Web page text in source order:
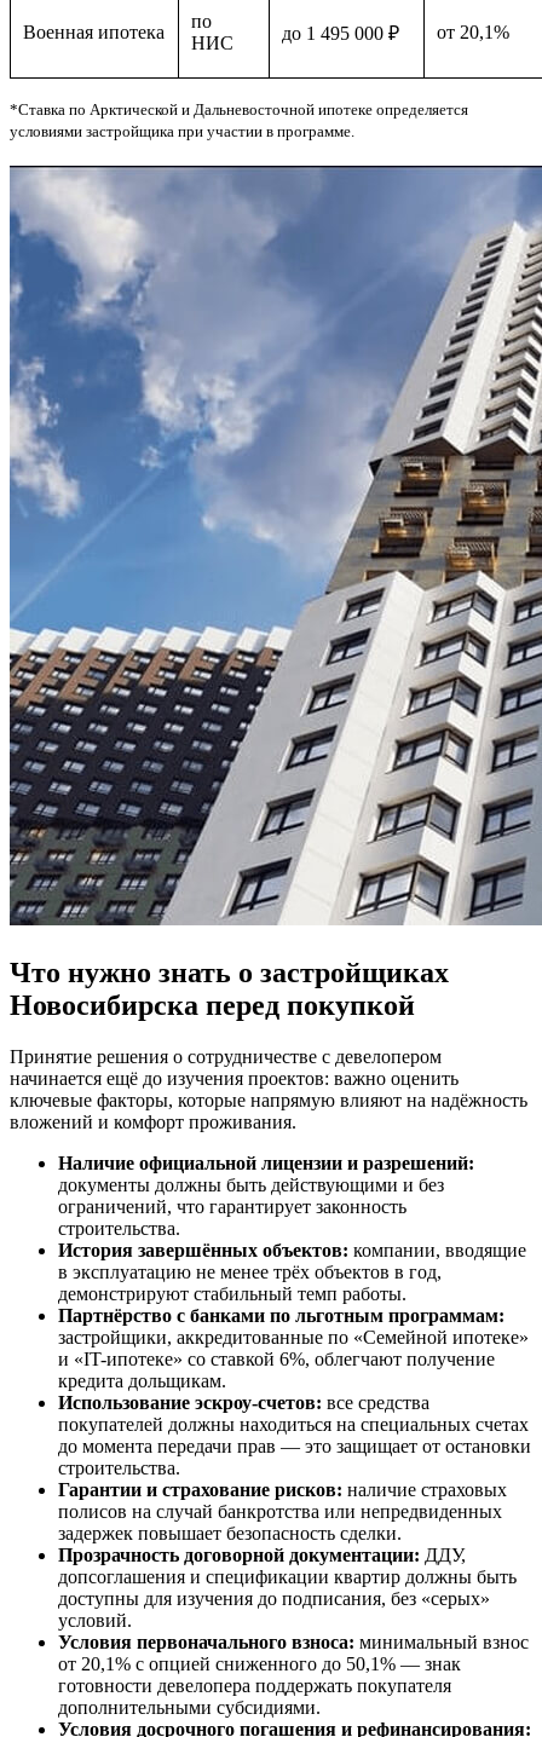
Военная ипотека
по
НИС
до 1 495 000 ₽ от 20,1%
*Ставка по Арктической и Дальневосточной ипотеке определяется
условиями застройщика при участии в программе.
Что нужно знать о застройщиках
Новосибирска перед покупкой
Принятие решения о сотрудничестве с девелопером
начинается ещё до изучения проектов: важно оценить
ключевые факторы, которые напрямую влияют на надёжность
вложений и комфорт проживания.
Наличие официальной лицензии и разрешений:
документы должны быть действующими и без
ограничений, что гарантирует законность
строительства.
История завершённых объектов: компании, вводящие
в эксплуатацию не менее трёх объектов в год,
демонстрируют стабильный темп работы.
Партнёрство с банками по льготным программам:
застройщики, аккредитованные по «Семейной ипотеке»
и «IT-ипотеке» со ставкой 6%, облегчают получение
кредита дольщикам.
Использование эскроу-счетов: все средства
покупателей должны находиться на специальных счетах
до момента передачи прав — это защищает от остановки
строительства.
Гарантии и страхование рисков: наличие страховых
полисов на случай банкротства или непредвиденных
задержек повышает безопасность сделки.
Прозрачность договорной документации: ДДУ,
допсоглашения и спецификации квартир должны быть
доступны для изучения до подписания, без «серых»
условий.
Условия первоначального взноса: минимальный взнос
от 20,1% с опцией сниженного до 50,1% — знак
готовности девелопера поддержать покупателя
дополнительными субсидиями.
Условия досрочного погашения и рефинансирования: